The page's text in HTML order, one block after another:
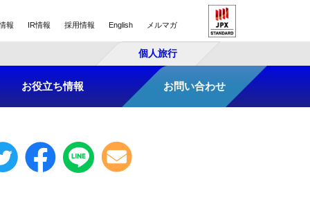
報 IR情報 採用情報 English メルマガ
個人旅行
お役立ち情報 お問い合わせ